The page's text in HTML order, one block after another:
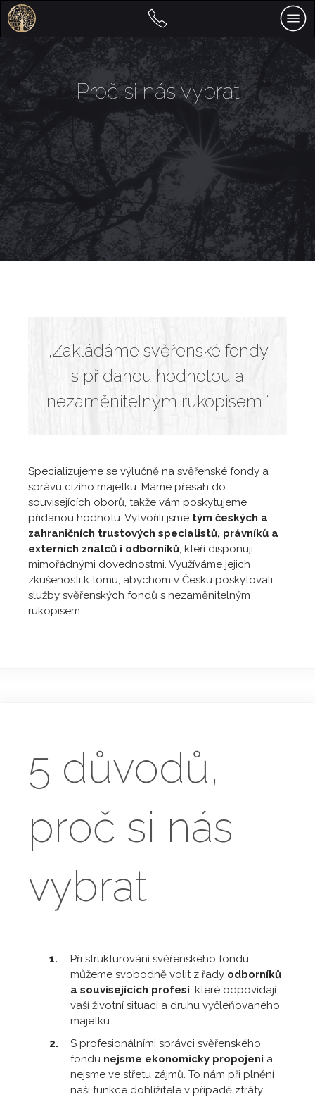
Proč si nás vybrat
„Zakládáme svěřenské fondy
s přidanou hodnotou a
nezaměnitelným rukopisem.“
Specializujeme se výlučně na svěřenské fondy a
správu cizího majetku. Máme přesah do
souvisejících oborů, takže vám poskytujeme
přidanou hodnotu. Vytvořili jsme tým českých a
zahraničních trustových specialistů, právníků a
externích znalců i odborníků, kteří disponují
mimořádnými dovednostmi. Využíváme jejich
zkušenosti k tomu, abychom v Česku poskytovali
služby svěřenských fondů s nezaměnitelným
rukopisem.
5 důvodů,
proč si nás
vybrat
Při strukturování svěřenského fondu
můžeme svobodně volit z řady odborníků
a souvisejících profesí, které odpovídají
vaší životní situaci a druhu vyčleňovaného
majetku.
S profesionálními správci svěřenského
fondu nejsme ekonomicky propojení a
nejsme ve střetu zájmů. To nám při plnění
naší funkce dohlížitele v případě ztráty